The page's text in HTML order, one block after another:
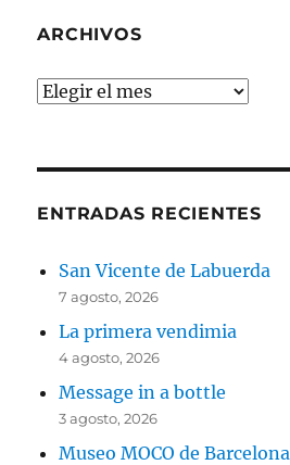
ARCHIVOS
Archivos
ENTRADAS RECIENTES
San Vicente de Labuerda
7 agosto, 2026
La primera vendimia
4 agosto, 2026
Message in a bottle
3 agosto, 2026
Museo MOCO de Barcelona